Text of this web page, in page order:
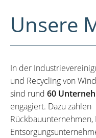
Unsere
In der
und Recycling von
sind rund 60
engagiert. Dazu